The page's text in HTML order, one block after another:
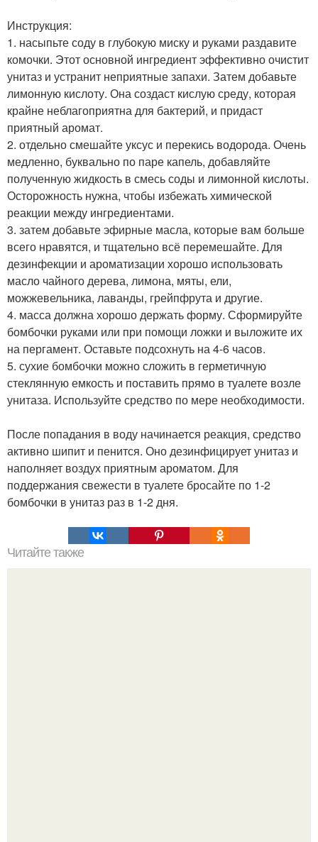
Инструкция:
1. насыпьте соду в глубокую миску и руками раздавите
комочки. Этот основной ингредиент эффективно очистит
унитаз и устранит неприятные запахи. Затем добавьте
лимонную кислоту. Она создаст кислую среду, которая
крайне неблагоприятна для бактерий, и придаст
приятный аромат.
2. отдельно смешайте уксус и перекись водорода. Очень
медленно, буквально по паре капель, добавляйте
полученную жидкость в смесь соды и лимонной кислоты.
Осторожность нужна, чтобы избежать химической
реакции между ингредиентами.
3. затем добавьте эфирные масла, которые вам больше
всего нравятся, и тщательно всё перемешайте. Для
дезинфекции и ароматизации хорошо использовать
масло чайного дерева, лимона, мяты, ели,
можжевельника, лаванды, грейпфрута и другие.
4. масса должна хорошо держать форму. Сформируйте
бомбочки руками или при помощи ложки и выложите их
на пергамент. Оставьте подсохнуть на 4-6 часов.
5. сухие бомбочки можно сложить в герметичную
стеклянную емкость и поставить прямо в туалете возле
унитаза. Используйте средство по мере необходимости.
После попадания в воду начинается реакция, средство
активно шипит и пенится. Оно дезинфицирует унитаз и
наполняет воздух приятным ароматом. Для
поддержания свежести в туалете бросайте по 1-2
бомбочки в унитаз раз в 1-2 дня.
Читайте также